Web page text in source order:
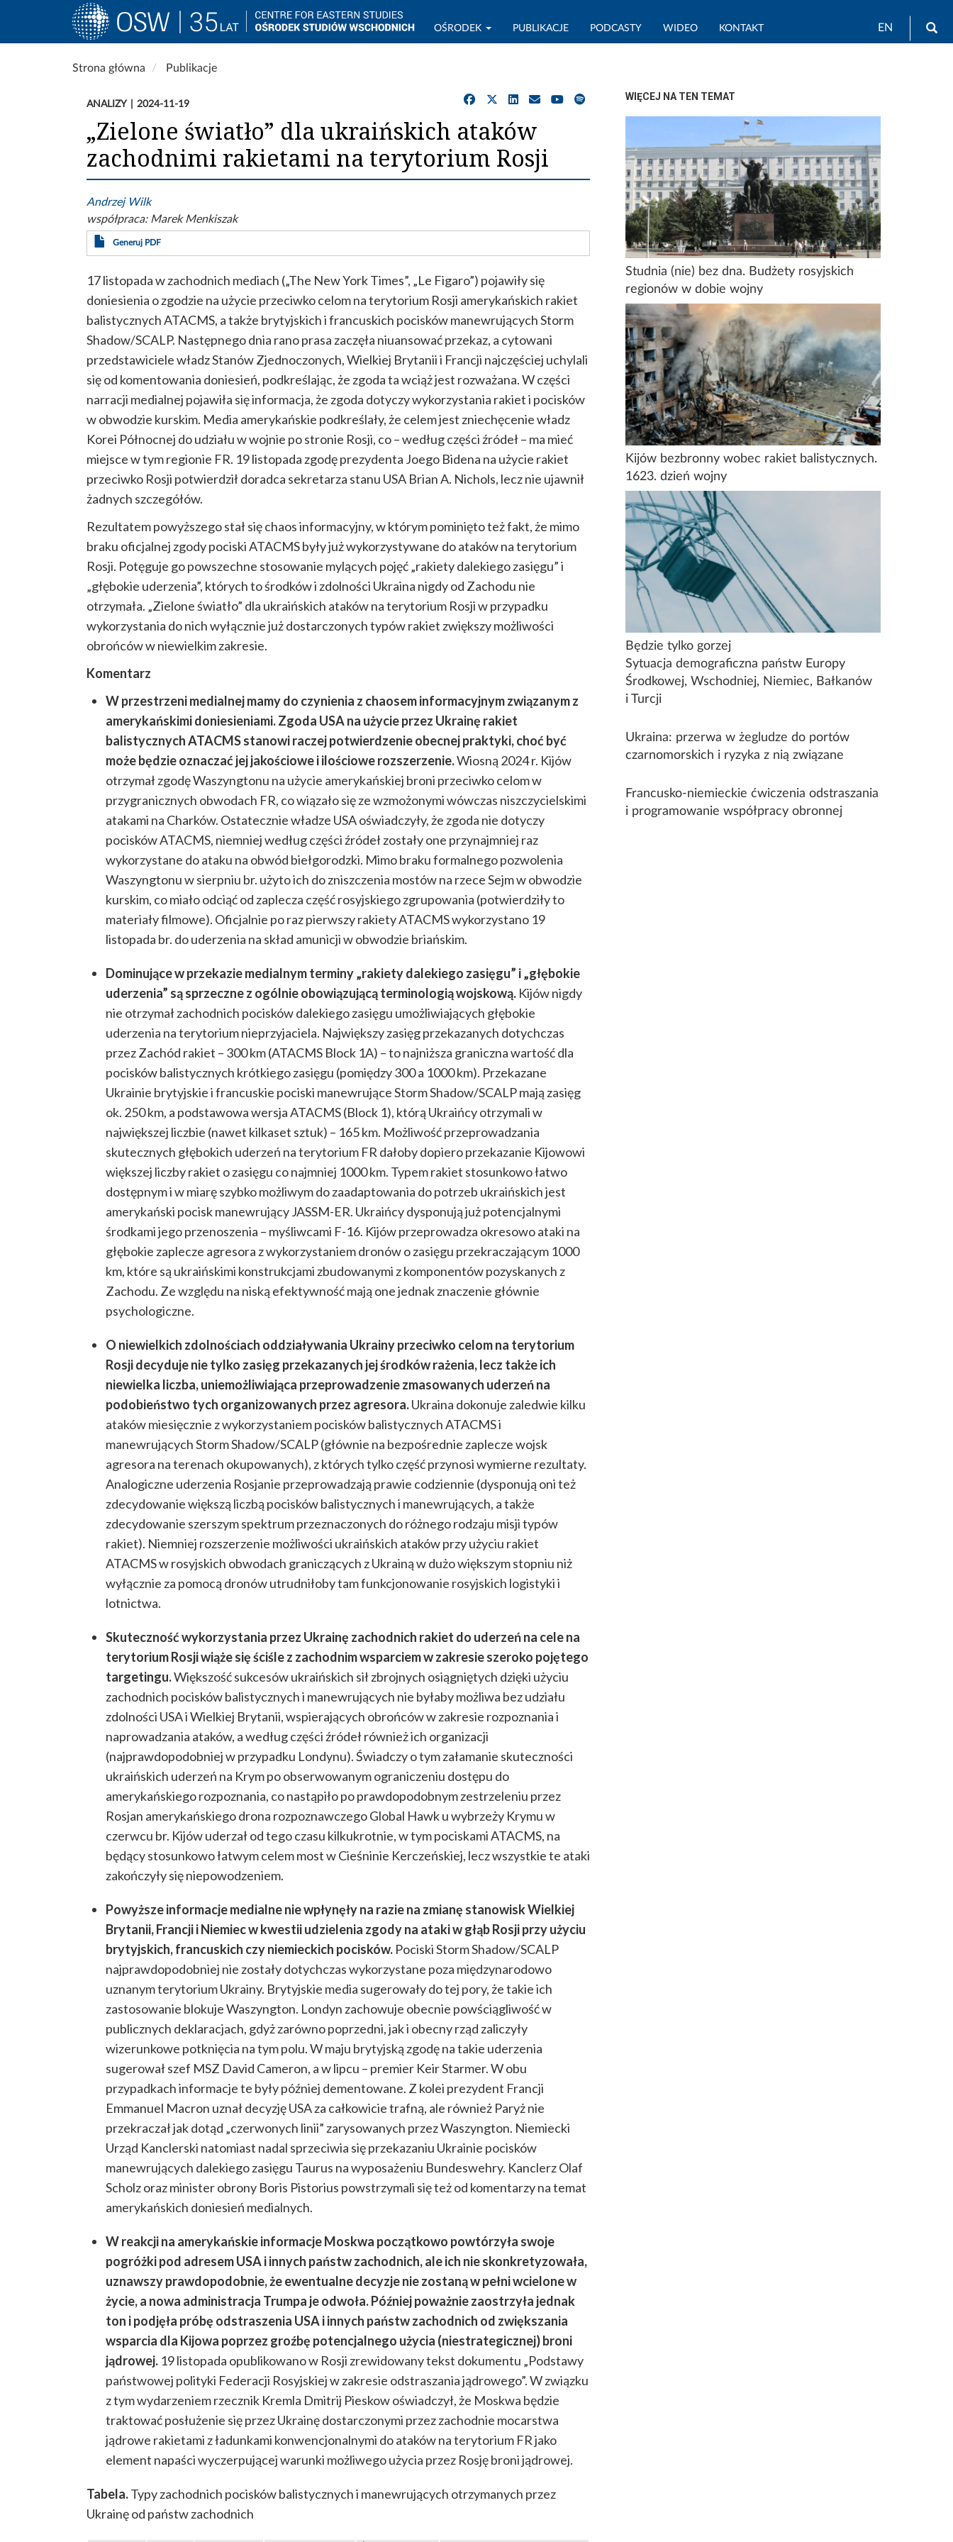
EN
Main
navigation
OŚRODEK PUBLIKACJE PODCASTY WIDEO KONTAKT
Strona główna Publikacje
ANALIZY 2024-11-19
„Zielone światło” dla ukraińskich ataków
zachodnimi rakietami na terytorium Rosji
Andrzej Wilk
współpraca:Marek Menkiszak
Generuj PDF
17 listopada w zachodnich mediach („The New York Times”, „Le Figaro”) pojawiły się
doniesienia o zgodzie na użycie przeciwko celom na terytorium Rosji amerykańskich rakiet
balistycznych ATACMS, a także brytyjskich i francuskich pocisków manewrujących Storm
Shadow/SCALP. Następnego dnia rano prasa zaczęła niuansować przekaz, a cytowani
przedstawiciele władz Stanów Zjednoczonych, Wielkiej Brytanii i Francji najczęściej uchylali
się od komentowania doniesień, podkreślając, że zgoda ta wciąż jest rozważana. W części
narracji medialnej pojawiła się informacja, że zgoda dotyczy wykorzystania rakiet i pocisków
w obwodzie kurskim. Media amerykańskie podkreślały, że celem jest zniechęcenie władz
Korei Północnej do udziału w wojnie po stronie Rosji, co – według części źródeł – ma mieć
miejsce w tym regionie FR. 19 listopada zgodę prezydenta Joego Bidena na użycie rakiet
przeciwko Rosji potwierdził doradca sekretarza stanu USA Brian A. Nichols, lecz nie ujawnił
żadnych szczegółów.
Rezultatem powyższego stał się chaos informacyjny, w którym pominięto też fakt, że mimo
braku oficjalnej zgody pociski ATACMS były już wykorzystywane do ataków na terytorium
Rosji. Potęguje go powszechne stosowanie mylących pojęć „rakiety dalekiego zasięgu” i
„głębokie uderzenia”, których to środków i zdolności Ukraina nigdy od Zachodu nie
otrzymała. „Zielone światło” dla ukraińskich ataków na terytorium Rosji w przypadku
wykorzystania do nich wyłącznie już dostarczonych typów rakiet zwiększy możliwości
obrońców w niewielkim zakresie.
Komentarz
W przestrzeni medialnej mamy do czynienia z chaosem informacyjnym związanym z
amerykańskimi doniesieniami. Zgoda USA na użycie przez Ukrainę rakiet
balistycznych ATACMS stanowi raczej potwierdzenie obecnej praktyki, choć być
może będzie oznaczać jej jakościowe i ilościowe rozszerzenie.Wiosną 2024 r. Kijów
otrzymał zgodę Waszyngtonu na użycie amerykańskiej broni przeciwko celom w
przygranicznych obwodach FR, co wiązało się ze wzmożonymi wówczas niszczycielskimi
atakami na Charków. Ostatecznie władze USA oświadczyły, że zgoda nie dotyczy
pocisków ATACMS, niemniej według części źródeł zostały one przynajmniej raz
wykorzystane do ataku na obwód biełgorodzki. Mimo braku formalnego pozwolenia
Waszyngtonu w sierpniu br. użyto ich do zniszczenia mostów na rzece Sejm w obwodzie
kurskim, co miało odciąć od zaplecza część rosyjskiego zgrupowania (potwierdziły to
materiały filmowe). Oficjalnie po raz pierwszy rakiety ATACMS wykorzystano 19
listopada br. do uderzenia na skład amunicji w obwodzie briańskim.
Dominujące w przekazie medialnym terminy „rakiety dalekiego zasięgu” i „głębokie
uderzenia” są sprzeczne z ogólnie obowiązującą terminologią wojskową. Kijów nigdy
nie otrzymał zachodnich pocisków dalekiego zasięgu umożliwiających głębokie
uderzenia na terytorium nieprzyjaciela. Największy zasięg przekazanych dotychczas
przez Zachód rakiet – 300 km (ATACMS Block 1A) – to najniższa graniczna wartość dla
pocisków balistycznych krótkiego zasięgu (pomiędzy 300 a 1000 km). Przekazane
Ukrainie brytyjskie i francuskie pociski manewrujące Storm Shadow/SCALP mają zasięg
ok. 250 km, a podstawowa wersja ATACMS (Block 1), którą Ukraińcy otrzymali w
największej liczbie (nawet kilkaset sztuk) – 165 km. Możliwość przeprowadzania
skutecznych głębokich uderzeń na terytorium FR dałoby dopiero przekazanie Kijowowi
większej liczby rakiet o zasięgu co najmniej 1000 km. Typem rakiet stosunkowo łatwo
dostępnym i w miarę szybko możliwym do zaadaptowania do potrzeb ukraińskich jest
amerykański pocisk manewrujący JASSM-ER. Ukraińcy dysponują już potencjalnymi
środkami jego przenoszenia – myśliwcami F-16. Kijów przeprowadza okresowo ataki na
głębokie zaplecze agresora z wykorzystaniem dronów o zasięgu przekraczającym 1000
km, które są ukraińskimi konstrukcjami zbudowanymi z komponentów pozyskanych z
Zachodu. Ze względu na niską efektywność mają one jednak znaczenie głównie
psychologiczne.
O niewielkich zdolnościach oddziaływania Ukrainy przeciwko celom na terytorium
Rosji decyduje nie tylko zasięg przekazanych jej środków rażenia, lecz także ich
niewielka liczba, uniemożliwiająca przeprowadzenie zmasowanych uderzeń na
podobieństwo tych organizowanych przez agresora.Ukraina dokonuje zaledwie kilku
ataków miesięcznie z wykorzystaniem pocisków balistycznych ATACMS i
manewrujących Storm Shadow/SCALP (głównie na bezpośrednie zaplecze wojsk
agresora na terenach okupowanych), z których tylko część przynosi wymierne rezultaty.
Analogiczne uderzenia Rosjanie przeprowadzają prawie codziennie (dysponują oni też
zdecydowanie większą liczbą pocisków balistycznych i manewrujących, a także
zdecydowanie szerszym spektrum przeznaczonych do różnego rodzaju misji typów
rakiet). Niemniej rozszerzenie możliwości ukraińskich ataków przy użyciu rakiet
ATACMS w rosyjskich obwodach graniczących z Ukrainą w dużo większym stopniu niż
wyłącznie za pomocą dronów utrudniłoby tam funkcjonowanie rosyjskich logistyki i
lotnictwa.
Skuteczność wykorzystania przez Ukrainę zachodnich rakiet do uderzeń na cele na
terytorium Rosji wiąże się ściśle z zachodnim wsparciem w zakresie szeroko pojętego
targetingu.Większość sukcesów ukraińskich sił zbrojnych osiągniętych dzięki użyciu
zachodnich pocisków balistycznych i manewrujących nie byłaby możliwa bez udziału
zdolności USA i Wielkiej Brytanii, wspierających obrońców w zakresie rozpoznania i
naprowadzania ataków, a według części źródeł również ich organizacji
(najprawdopodobniej w przypadku Londynu). Świadczy o tym załamanie skuteczności
ukraińskich uderzeń na Krym po obserwowanym ograniczeniu dostępu do
amerykańskiego rozpoznania, co nastąpiło po prawdopodobnym zestrzeleniu przez
Rosjan amerykańskiego drona rozpoznawczego Global Hawk u wybrzeży Krymu w
czerwcu br. Kijów uderzał od tego czasu kilkukrotnie, w tym pociskami ATACMS, na
będący stosunkowo łatwym celem most w Cieśninie Kerczeńskiej, lecz wszystkie te ataki
zakończyły się niepowodzeniem.
Powyższe informacje medialne nie wpłynęły na razie na zmianę stanowisk Wielkiej
Brytanii, Francji i Niemiec w kwestii udzielenia zgody na ataki w głąb Rosji przy użyciu
brytyjskich, francuskich czy niemieckich pocisków. Pociski Storm Shadow/SCALP
najprawdopodobniej nie zostały dotychczas wykorzystane poza międzynarodowo
uznanym terytorium Ukrainy. Brytyjskie media sugerowały do tej pory, że takie ich
zastosowanie blokuje Waszyngton. Londyn zachowuje obecnie powściągliwość w
publicznych deklaracjach, gdyż zarówno poprzedni, jak i obecny rząd zaliczyły
wizerunkowe potknięcia na tym polu. W maju brytyjską zgodę na takie uderzenia
sugerował szef MSZ David Cameron, a w lipcu – premier Keir Starmer. W obu
przypadkach informacje te były później dementowane. Z kolei prezydent Francji
Emmanuel Macron uznał decyzję USA za całkowicie trafną, ale również Paryż nie
przekraczał jak dotąd „czerwonych linii” zarysowanych przez Waszyngton. Niemiecki
Urząd Kanclerski natomiast nadal sprzeciwia się przekazaniu Ukrainie pocisków
manewrujących dalekiego zasięgu Taurus na wyposażeniu Bundeswehry. Kanclerz Olaf
Scholz oraz minister obrony Boris Pistorius powstrzymali się też od komentarzy na temat
amerykańskich doniesień medialnych.
W reakcji na amerykańskie informacje Moskwa początkowo powtórzyła swoje
pogróżki pod adresem USA i innych państw zachodnich, ale ich nie skonkretyzowała,
uznawszy prawdopodobnie, że ewentualne decyzje nie zostaną w pełni wcielone w
życie, a nowa administracja Trumpa je odwoła. Późniejpoważnie zaostrzyła jednak
ton i podjęła próbę odstraszenia USA i innych państw zachodnich od zwiększania
wsparcia dla Kijowa poprzez groźbę potencjalnego użycia (niestrategicznej) broni
jądrowej. 19 listopada opublikowano w Rosji zrewidowany tekst dokumentu „Podstawy
państwowej polityki Federacji Rosyjskiej w zakresie odstraszania jądrowego”. W związku
z tym wydarzeniem rzecznik Kremla Dmitrij Pieskow oświadczył, że Moskwa będzie
traktować posłużenie się przez Ukrainę dostarczonymi przez zachodnie mocarstwa
jądrowe rakietami z ładunkami konwencjonalnymi do ataków na terytorium FR jako
element napaści wyczerpującej warunki możliwego użycia przez Rosję broni jądrowej.
Tabela.Typy zachodnich pocisków balistycznych i manewrujących otrzymanych przez
Ukrainę od państw zachodnich
WIĘCEJ NA TEN TEMAT
Studnia (nie) bez dna. Budżety rosyjskich
regionów w dobie wojny
Kijów bezbronny wobec rakiet balistycznych.
1623. dzień wojny
Będzie tylko gorzej
Sytuacja demograficzna państw Europy
Środkowej, Wschodniej, Niemiec, Bałkanów
i Turcji
Ukraina: przerwa w żegludze do portów
czarnomorskich i ryzyka z nią związane
Francusko-niemieckie ćwiczenia odstraszania
i programowanie współpracy obronnej